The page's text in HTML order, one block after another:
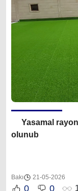
Yasamal
olunub
Bakı 21-05-2026
0 0